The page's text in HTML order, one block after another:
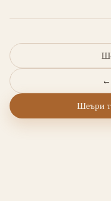
←
Шеъри